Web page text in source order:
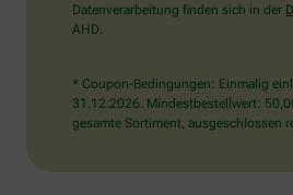
Datenverarbeitung finden sich in der
AHD.
* Coupon-Bedingungen: Einmalig
31.12.2026. Mindestbestellwert:
gesamte Sortiment, ausgeschlossen